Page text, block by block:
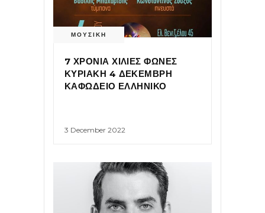
ΜΟΥΣΙΚΗ
7 ΧΡΟΝΙΑ ΧΙΛΙΕΣ ΦΩΝΕΣ
ΚΥΡΙΑΚΗ 4 ΔΕΚΕΜΒΡΗ
ΚΑΦΩΔΕΙΟ ΕΛΛΗΝΙΚΟ
3 December 2022